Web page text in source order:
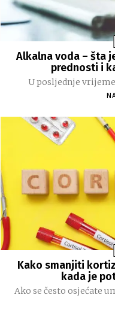
Alkalna voda – šta
prednosti i
U posljednje
Kako smanjiti
kada je
Ako se često osjećate